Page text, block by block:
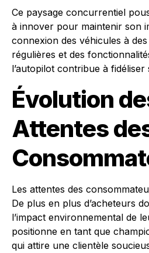
Ce paysage concurrentiel
à innover pour maintenir son
connexion des véhicules à
régulières et des
l’autopilot contribue à fidéliser
Évolution
Attentes
Les attentes des
De plus en plus d’acheteurs
l’impact environnemental de
positionne en tant que
qui attire une clientèle